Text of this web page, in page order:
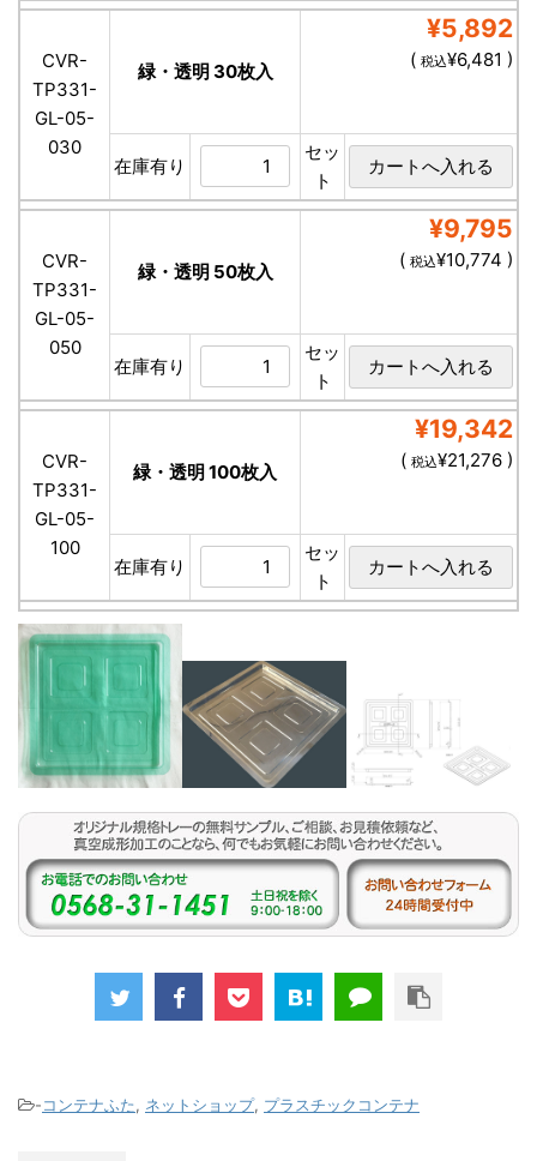
CVR-
TP331-
GL-05-
030
緑・透明 30枚入
¥5,892
( 税込¥6,481 )
在庫有り
セッ
ト
CVR-
TP331-
GL-05-
050
緑・透明 50枚入
¥9,795
( 税込¥10,774 )
在庫有り
セッ
ト
CVR-
TP331-
GL-05-
100
緑・透明 100枚入
¥19,342
( 税込¥21,276 )
在庫有り
セッ
ト
-コンテナふた, ネットショップ, プラスチックコンテナ